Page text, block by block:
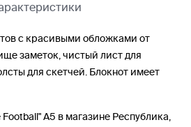
с красивыми обложками от
заметок, чистый лист для
для скетчей. Блокнот имеет
А5 в магазине Республика,